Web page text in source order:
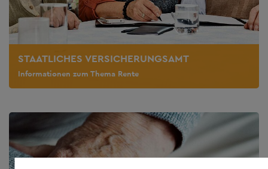
STAATLICHES VERSICHERUNGSAMT
Informationen zum Thema Rente